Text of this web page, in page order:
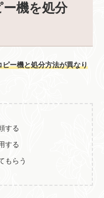
機を処分
ー機と処分方法が異なり
する
する
もらう